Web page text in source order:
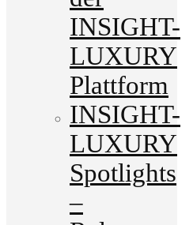
INSIGHT-
LUXURY
Plattform
INSIGHT-
LUXURY
Spotlights
–